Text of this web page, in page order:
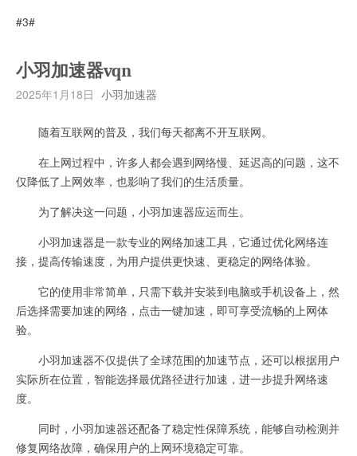
#3#
小羽加速器vqn
2025年1月18日 小羽加速器
随着互联网的普及，我们每天都离不开互联网。
在上网过程中，许多人都会遇到网络慢、延迟高的问题，这不
仅降低了上网效率，也影响了我们的生活质量。
为了解决这一问题，小羽加速器应运而生。
小羽加速器是一款专业的网络加速工具，它通过优化网络连
接，提高传输速度，为用户提供更快速、更稳定的网络体验。
它的使用非常简单，只需下载并安装到电脑或手机设备上，然
后选择需要加速的网络，点击一键加速，即可享受流畅的上网体
验。
小羽加速器不仅提供了全球范围的加速节点，还可以根据用户
实际所在位置，智能选择最优路径进行加速，进一步提升网络速
度。
同时，小羽加速器还配备了稳定性保障系统，能够自动检测并
修复网络故障，确保用户的上网环境稳定可靠。